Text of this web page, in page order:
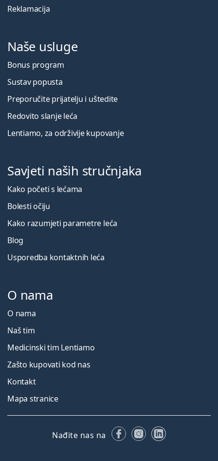
Reklamacija
Naše usluge
Bonus program
Sustav popusta
Preporučite prijatelju i uštedite
Redovito slanje leća
Lentiamo, za održivije kupovanje
Savjeti naših stručnjaka
Kako početi s lećama
Bolesti očiju
Kako razumjeti parametre leća
Blog
Usporedba kontaktnih leća
O nama
O nama
Naš tim
Medicinski tim Lentiamo
Zašto kupovati kod nas
Kontakt
Mapa stranice
Nađite nas na FacebookuInstagramu
LinkedIn